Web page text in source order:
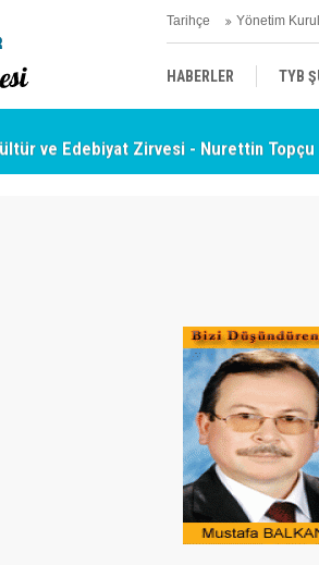
Tarihçe Yönetim
HABERLER TYB
ÜYELERİMİZDEN
ve Edebiyat Zirvesi - Nurettin Topçu